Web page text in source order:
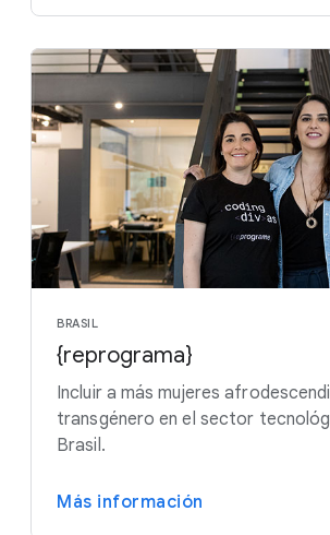
BRASIL
{reprograma}
Incluir a más mujeres
transgénero en el sector
Brasil.
Más información